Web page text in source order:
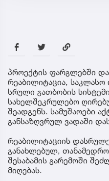
პროექტის ფარგლებში
რეაბილიტაცია, საკლასო
სრული გათბობის
სახელშეკრულებო
შეადგენს. სამუშაოები
განსაზღვრულ ვადაში
რეაბილიტაციის
განახლებულ,
შესაბამის გარემოში
მიღებას.